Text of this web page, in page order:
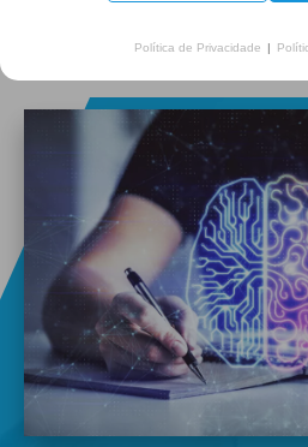
Política de Privacidade |
+351 910
(Chamada para rede